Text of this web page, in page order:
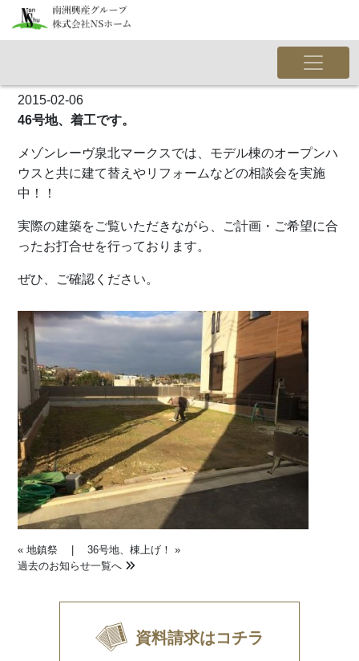
2015-02-06
46号地、着工です。
メゾンレーヴ泉北マークスでは、モデル棟のオープンハ
ウスと共に建て替えやリフォームなどの相談会を実施
中！！
実際の建築をご覧いただきながら、ご計画・ご希望に合
ったお打合せを行っております。
ぜひ、ご確認ください。
«地鎮祭 | 36号地、棟上げ！ »
過去のお知らせ一覧へ
資料請求はコチラ